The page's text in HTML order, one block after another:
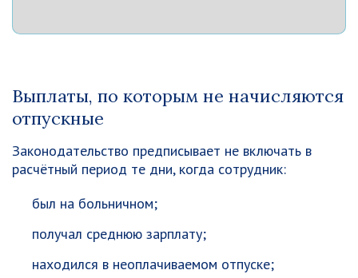
Выплаты, по которым не начисляются
отпускные
Законодательство предписывает не включать в
расчётный период те дни, когда сотрудник:
был на больничном;
получал среднюю зарплату;
находился в неоплачиваемом отпуске;